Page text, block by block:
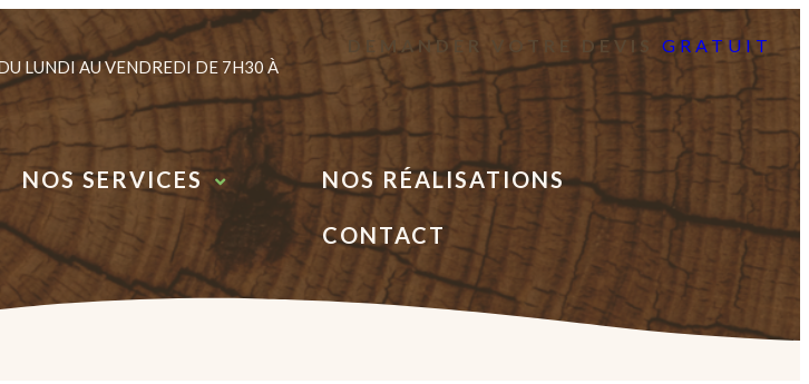
LUNDI AU VENDREDI DE 7H30 À
DEMANDER VOTRE DEVIS GRATUIT
NOS SERVICES NOS RÉALISATIONS
CONTACT